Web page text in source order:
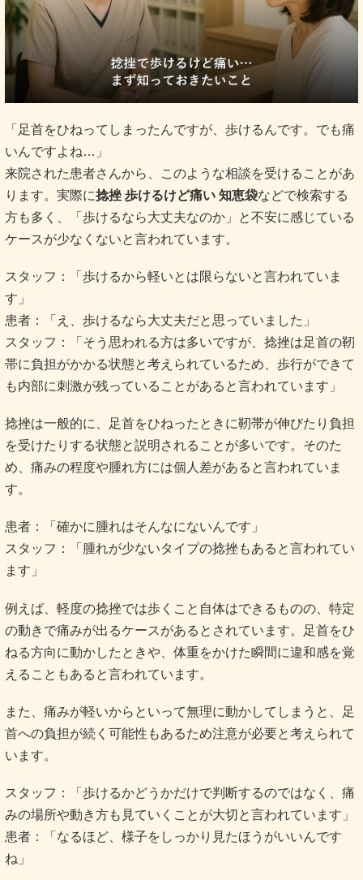
「足首をひねってしまったんですが、歩けるんです。でも痛
いんですよね…」
来院された患者さんから、このような相談を受けることがあ
ります。実際に捻挫 歩けるけど痛い 知恵袋などで検索する
方も多く、「歩けるなら大丈夫なのか」と不安に感じている
ケースが少なくないと言われています。
スタッフ：「歩けるから軽いとは限らないと言われていま
す」
患者：「え、歩けるなら大丈夫だと思っていました」
スタッフ：「そう思われる方は多いですが、捻挫は足首の靭
帯に負担がかかる状態と考えられているため、歩行ができて
も内部に刺激が残っていることがあると言われています」
捻挫は一般的に、足首をひねったときに靭帯が伸びたり負担
を受けたりする状態と説明されることが多いです。そのた
め、痛みの程度や腫れ方には個人差があると言われていま
す。
患者：「確かに腫れはそんなにないんです」
スタッフ：「腫れが少ないタイプの捻挫もあると言われてい
ます」
例えば、軽度の捻挫では歩くこと自体はできるものの、特定
の動きで痛みが出るケースがあるとされています。足首をひ
ねる方向に動かしたときや、体重をかけた瞬間に違和感を覚
えることもあると言われています。
また、痛みが軽いからといって無理に動かしてしまうと、足
首への負担が続く可能性もあるため注意が必要と考えられて
います。
スタッフ：「歩けるかどうかだけで判断するのではなく、痛
みの場所や動き方も見ていくことが大切と言われています」
患者：「なるほど、様子をしっかり見たほうがいいんです
ね」